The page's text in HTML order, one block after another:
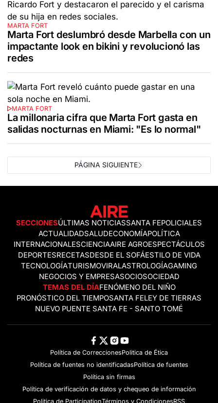
MARTA FORT
Marta Fort deslumbró desde Marbella con un
impactante look en bikini y revolucionó las
redes
MARTA FORT
La millonaria cifra que Marta Fort gasta en
salidas nocturnas en Miami: "Es lo normal"
PÁGINA SIGUIENTE
SECCIONESÚLTIMAS NOTICIASSANTA FEPOLICIALES
ACTUALIDADSALUDECONOMÍAPOLÍTICA
INTERNACIONALESCIENCIAAIRE AGROESPECTÁCULOS
DEPORTESRECETASDESDE EL SOFÁESTILO DE VIDA
TECNOLOGÍATURISMOVIRALASTROLOGÍAGAMING
NEGOCIOS Y EMPRESASOCIOSOCIEDAD
TEMAS DEL DÍAFENÓMENO DEL NIÑO
PRONÓSTICO DEL TIEMPOSANTA FELEY DE TIERRAS
NUEVO PUENTE SANTA FE - SANTO TOMÉ
Política de CorreccionesPolitica de Ética
Política de fuentes no identificadasPolítica de fuentes
Política sin firmas
Política de verificación de datos y chequeo de información
Politica de ParticipationTérminos y CondicionesRSS